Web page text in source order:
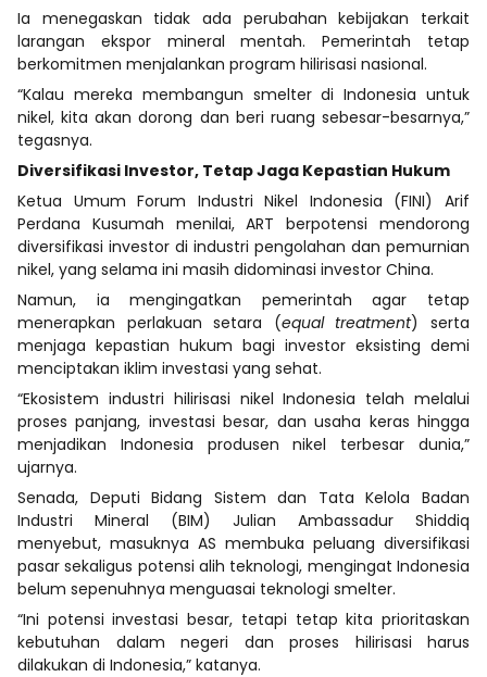
Ia menegaskan tidak ada perubahan kebijakan terkait
larangan ekspor mineral mentah. Pemerintah tetap
berkomitmen menjalankan program hilirisasi nasional.
“Kalau mereka membangun smelter di Indonesia untuk
nikel, kita akan dorong dan beri ruang sebesar-besarnya,”
tegasnya.
Diversifikasi Investor, Tetap Jaga Kepastian Hukum
Ketua Umum Forum Industri Nikel Indonesia (FINI) Arif
Perdana Kusumah menilai, ART berpotensi mendorong
diversifikasi investor di industri pengolahan dan pemurnian
nikel, yang selama ini masih didominasi investor China.
Namun, ia mengingatkan pemerintah agar tetap
menerapkan perlakuan setara (equal treatment) serta
menjaga kepastian hukum bagi investor eksisting demi
menciptakan iklim investasi yang sehat.
“Ekosistem industri hilirisasi nikel Indonesia telah melalui
proses panjang, investasi besar, dan usaha keras hingga
menjadikan Indonesia produsen nikel terbesar dunia,”
ujarnya.
Senada, Deputi Bidang Sistem dan Tata Kelola Badan
Industri Mineral (BIM) Julian Ambassadur Shiddiq
menyebut, masuknya AS membuka peluang diversifikasi
pasar sekaligus potensi alih teknologi, mengingat Indonesia
belum sepenuhnya menguasai teknologi smelter.
“Ini potensi investasi besar, tetapi tetap kita prioritaskan
kebutuhan dalam negeri dan proses hilirisasi harus
dilakukan di Indonesia,” katanya.